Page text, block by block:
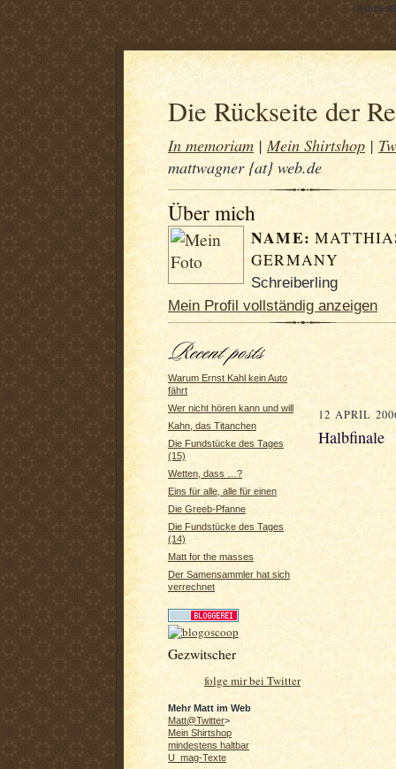
Die Rückseite der
In memoriam |Mein Shirtshop |
mattwagner {at} web.de
Über mich
NAME:
GERMANY
Schreiberling
Mein Profil vollständig anzeigen
Warum Ernst Kahl kein Auto
fährt
Wer nicht hören kann und will
Kahn, das Titanchen
Die Fundstücke des Tages
(15)
Wetten, dass …?
Eins für alle, alle für einen
Die Greeb-Pfanne
Die Fundstücke des Tages
(14)
Matt for the masses
Der Samensammler hat sich
verrechnet
Gezwitscher
folge mir bei Twitter
Mehr Matt im Web
Matt@Twitter>
Mein Shirtshop
mindestens haltbar
U_mag-Texte
12 APRIL
Halbfinale